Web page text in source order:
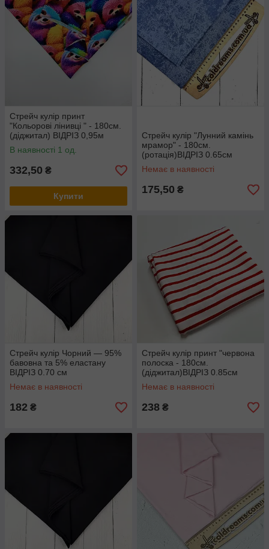
Стрейч кулір принт
"Кольорові лінивці " - 180см.
(діджитал) ВІДРІЗ 0,95м
В наявності 1 од.
332,50 ₴
Купити
Стрейч кулір "Лунний камінь
мрамор" - 180см.
(ротація)ВІДРІЗ 0.65см
Немає в наявності
175,50 ₴
Стрейч кулір Чорний — 95%
бавовна та 5% еластану
ВІДРІЗ 0.70 см
Немає в наявності
182 ₴
Стрейч кулір принт "червона
полоска - 180см.
(діджитал)ВІДРІЗ 0.85см
Немає в наявності
238 ₴